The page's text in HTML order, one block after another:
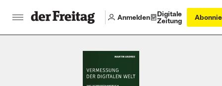
Anmelden
Digitale
Zeitung